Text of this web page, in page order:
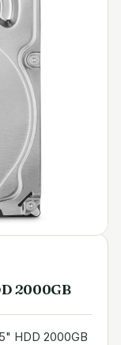
2000GB
HDD 2000GB